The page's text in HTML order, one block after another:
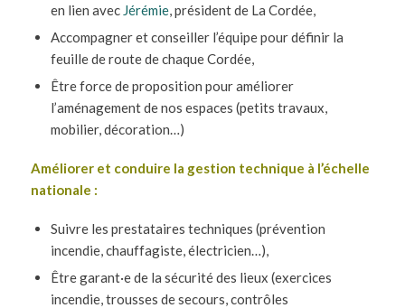
en lien avec Jérémie, président de La Cordée,
Accompagner et conseiller l’équipe pour définir la
feuille de route de chaque Cordée,
Être force de proposition pour améliorer
l’aménagement de nos espaces (petits travaux,
mobilier, décoration…)
Améliorer et conduire la gestion technique à l’échelle
nationale :
Suivre les prestataires techniques (prévention
incendie, chauffagiste, électricien…),
Être garant·e de la sécurité des lieux (exercices
incendie, trousses de secours, contrôles